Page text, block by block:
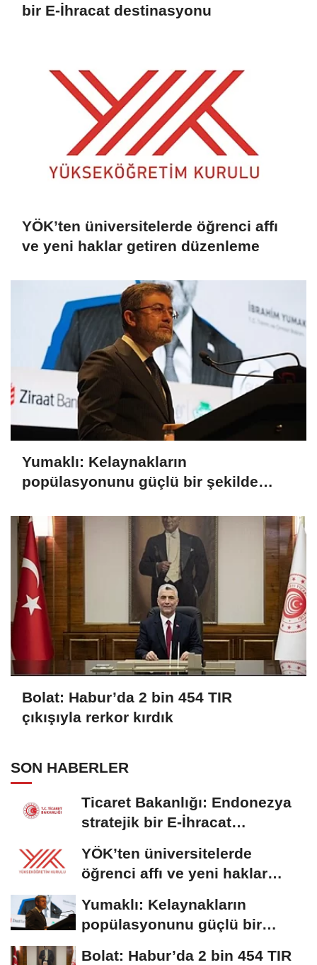
bir E-İhracat destinasyonu
YÖK’ten üniversitelerde öğrenci affı
ve yeni haklar getiren düzenleme
Yumaklı: Kelaynakların
popülasyonunu güçlü bir şekilde
Bolat: Habur’da 2 bin 454 TIR
çıkışıyla rerkor kırdık
SON HABERLER
Ticaret Bakanlığı: Endonezya
stratejik bir E-İhracat
destinasyonu
YÖK’ten üniversitelerde
öğrenci affı ve yeni haklar
Yumaklı: Kelaynakların
popülasyonunu güçlü bir
Bolat: Habur’da 2 bin 454 TIR